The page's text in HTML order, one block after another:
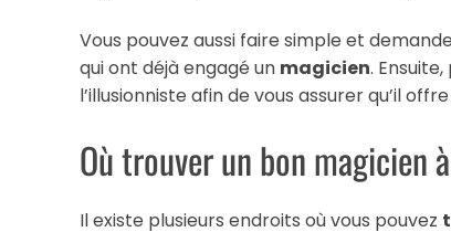
Vous pouvez aussi faire simple et
qui ont déjà engagé un magicien.
l’illusionniste afin de vous assurer qu’il
Où trouver un bon magicien
Il existe plusieurs endroits où vous pouvez